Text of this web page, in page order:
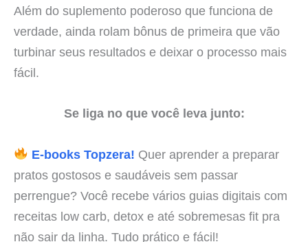
Além do suplemento poderoso que funciona de
verdade, ainda rolam bônus de primeira que vão
turbinar seus resultados e deixar o processo mais
fácil.
Se liga no que você leva junto:
E-books Topzera! Quer aprender a preparar
pratos gostosos e saudáveis sem passar
perrengue? Você recebe vários guias digitais com
receitas low carb, detox e até sobremesas fit pra
não sair da linha. Tudo prático e fácil!